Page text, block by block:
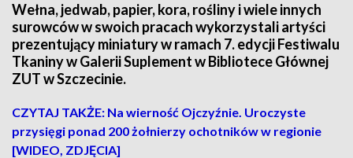
Wełna, jedwab, papier, kora, rośliny i wiele innych
surowców w swoich pracach wykorzystali artyści
prezentujący miniatury w ramach 7. edycji Festiwalu
Tkaniny w Galerii Suplement w Bibliotece Głównej
ZUT w Szczecinie.
CZYTAJ TAKŻE: Na wierność Ojczyźnie. Uroczyste
przysięgi ponad 200 żołnierzy ochotników w regionie
[WIDEO, ZDJĘCIA]